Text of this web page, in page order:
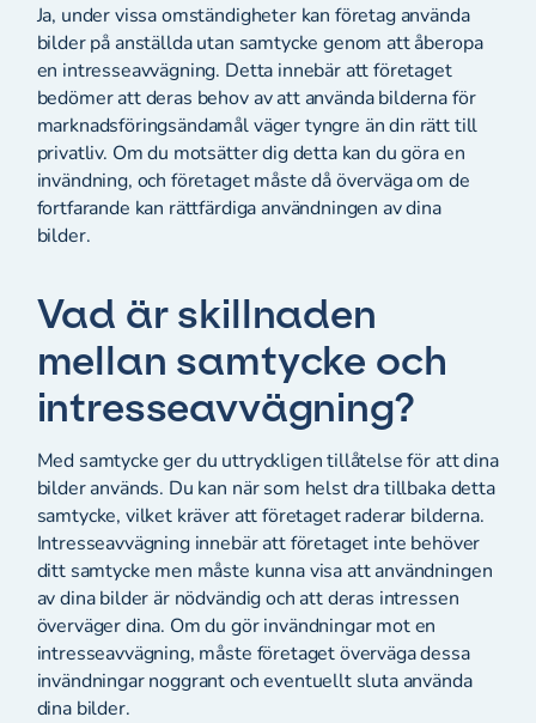
Ja, under vissa omständigheter kan företag använda
bilder på anställda utan samtycke genom att åberopa
en intresseavvägning. Detta innebär att företaget
bedömer att deras behov av att använda bilderna för
marknadsföringsändamål väger tyngre än din rätt till
privatliv. Om du motsätter dig detta kan du göra en
invändning, och företaget måste då överväga om de
fortfarande kan rättfärdiga användningen av dina
bilder.
Vad är skillnaden
mellan samtycke och
intresseavvägning?
Med samtycke ger du uttryckligen tillåtelse för att dina
bilder används. Du kan när som helst dra tillbaka detta
samtycke, vilket kräver att företaget raderar bilderna.
Intresseavvägning innebär att företaget inte behöver
ditt samtycke men måste kunna visa att användningen
av dina bilder är nödvändig och att deras intressen
överväger dina. Om du gör invändningar mot en
intresseavvägning, måste företaget överväga dessa
invändningar noggrant och eventuellt sluta använda
dina bilder.